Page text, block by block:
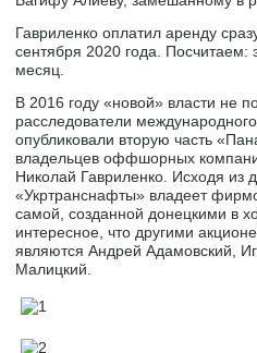
Гавриленко оплатил аренду
сентября 2020 года. Посчитаем:
месяц.
В 2016 году «новой» власти не
расследователи
опубликовали вторую часть
владельцев оффшорных
Николай Гавриленко. Исходя из
«Укртранснафты» владеет
самой, созданной донецкими в
интересное, что другими
являются Андрей Адамовский,
Малицкий.